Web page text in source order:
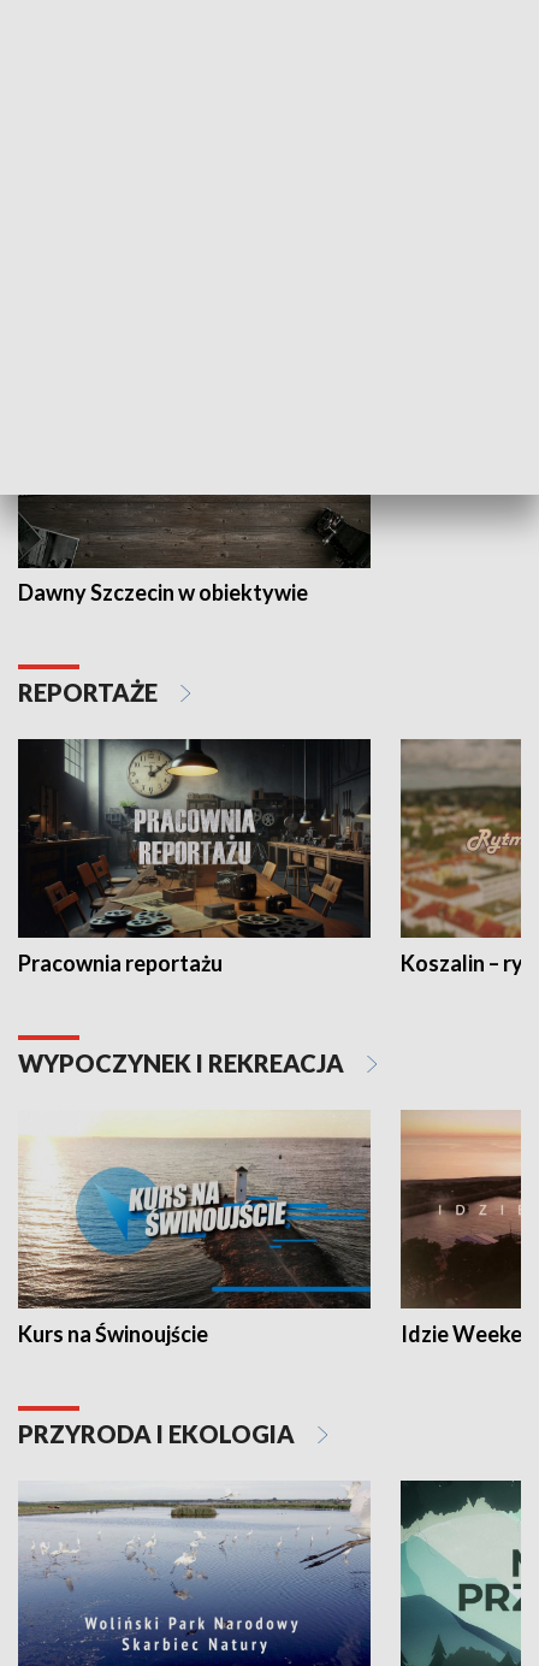
Dawny Szczecin w obiektywie
REPORTAŻE
Pracownia reportażu Koszalin –
WYPOCZYNEK I REKREACJA
Kurs na Świnoujście Idzie
PRZYRODA I EKOLOGIA